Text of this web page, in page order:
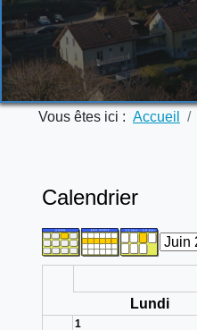
Vous êtes ici : Accueil
Calendrier
Lundi
1